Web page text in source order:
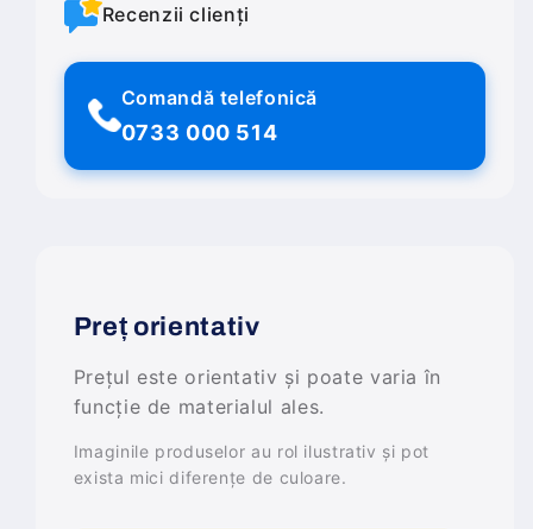
Recenzii clienți
Comandă telefonică
0733 000 514
Preț orientativ
Prețul este orientativ și poate varia în
funcție de materialul ales.
Imaginile produselor au rol ilustrativ și pot
exista mici diferențe de culoare.